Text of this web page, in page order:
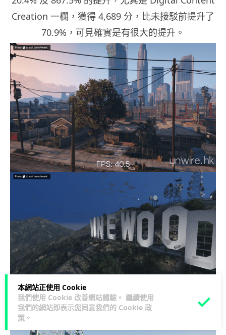
本網站正使用 Cookie
我們使用 Cookie 改善網站體驗。 繼續使用
我們的網站即表示您同意我們的 Cookie 政
策 。
Creation 一欄，獲得 4,689 分，比未接駁前提升了
70.9%，可見確實是有很大的提升。